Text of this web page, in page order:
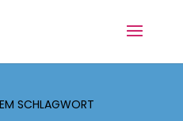
SCHLAGWORT